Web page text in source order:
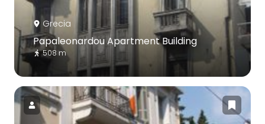
Grecia
Papaleonardou Apartment Building
508 m